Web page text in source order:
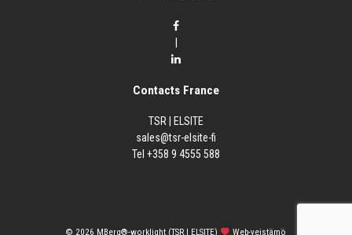
|
Contacts France
TSR | ELSITE
sales@tsr-elsite-fi
Tel +358 9 4555 588
© 2026 MBerg®-worklight (TSR | ELSITE) Web-veistämö